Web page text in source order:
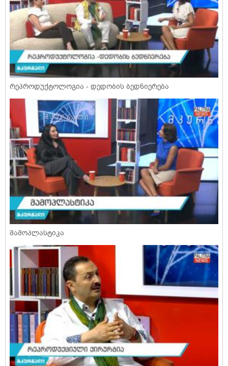
რეპროდუქტოლოგია - დედობის ბედნიერება
მამოპლასტიკა